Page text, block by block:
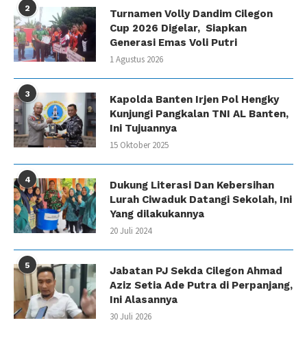
2
Turnamen Volly Dandim Cilegon
Cup 2026 Digelar, Siapkan
Generasi Emas Voli Putri
1 Agustus 2026
3
Kapolda Banten Irjen Pol Hengky
Kunjungi Pangkalan TNI AL Banten,
Ini Tujuannya
15 Oktober 2025
4
Dukung Literasi Dan Kebersihan
Lurah Ciwaduk Datangi Sekolah, Ini
Yang dilakukannya
20 Juli 2024
5
Jabatan PJ Sekda Cilegon Ahmad
Aziz Setia Ade Putra di Perpanjang,
Ini Alasannya
30 Juli 2026